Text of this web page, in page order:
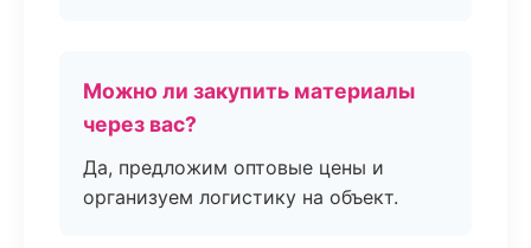
Можно ли закупить материалы
через вас?
Да, предложим оптовые цены и
организуем логистику на объект.